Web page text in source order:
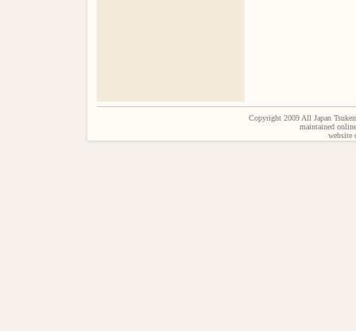
Copyright 2009 All Japan
maintained
website